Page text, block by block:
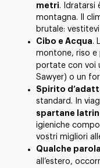
metri. Idratarsi
montagna. Il
brutale:
Cibo e Acqua.
montone, riso e
portate con voi
Sawyer) o un
Spirito
standard. In
spartane
igieniche
vostri migliori
Qualche parola
all’estero,